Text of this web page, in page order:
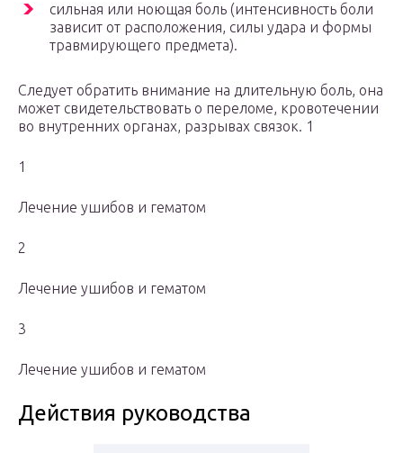
сильная или ноющая боль (интенсивность боли
зависит от расположения, силы удара и формы
травмирующего предмета).
Следует обратить внимание на длительную боль, она
может свидетельствовать о переломе, кровотечении
во внутренних органах, разрывах связок. 1
1
Лечение ушибов и гематом
2
Лечение ушибов и гематом
3
Лечение ушибов и гематом
Действия руководства